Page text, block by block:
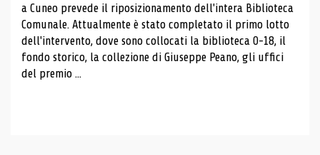
a Cuneo prevede il riposizionamento dell'intera Biblioteca
Comunale. Attualmente è stato completato il primo lotto
dell'intervento, dove sono collocati la biblioteca 0-18, il
fondo storico, la collezione di Giuseppe Peano, gli uffici
del premio ...